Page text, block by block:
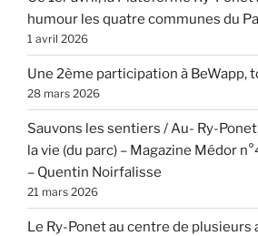
humour les quatre communes du
1 avril 2026
Une 2ème participation à BeWapp,
28 mars 2026
Sauvons les sentiers / Au- Ry-
la vie (du parc) – Magazine Médor
– Quentin Noirfalisse
21 mars 2026
Le Ry-Ponet au centre de plusieurs